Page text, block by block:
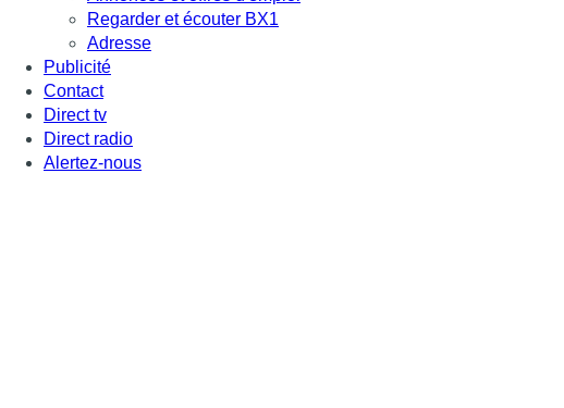
Regarder et écouter BX1
Adresse
Publicité
Contact
Direct tv
Direct radio
Alertez-nous